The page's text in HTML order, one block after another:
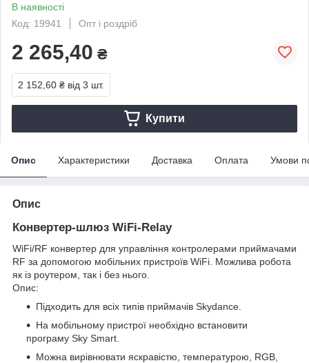
В наявності
Код: 19941
Опт і роздріб
2 265,40 ₴
2 152,60 ₴ від 3 шт.
Купити
Опис Характеристики Доставка Оплата Умови
Опис
Конвертер-шлюз WiFi-Relay
WiFi/RF конвертер для управління контролерами приймачами
RF за допомогою мобільних пристроїв WiFi. Можлива робота
як із роутером, так і без нього.
Опис:
Підходить для всіх типів приймачів Skydance.
На мобільному пристрої необхідно встановити
програму Sky Smart.
Можна вирівнювати яскравістю, температурою, RGB,